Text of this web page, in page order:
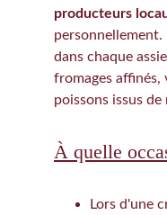
producteurs
personnellement.
dans chaque
fromages affinés,
poissons issus de
À quelle
Lors d'une